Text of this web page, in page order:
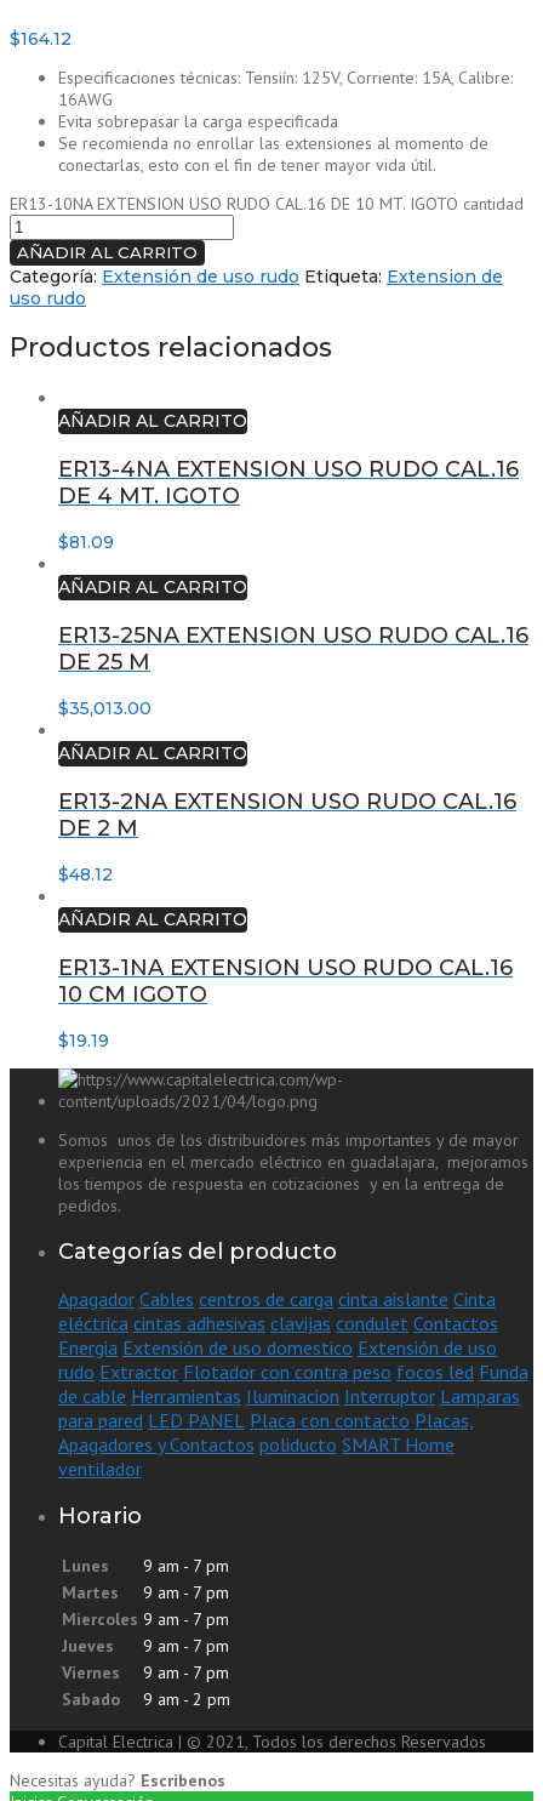
$164.12
Especificaciones técnicas: Tensiín: 125V, Corriente: 15A, Calibre:
16AWG
Evita sobrepasar la carga especificada
Se recomienda no enrollar las extensiones al momento de
conectarlas, esto con el fin de tener mayor vida útil.
ER13-10NA EXTENSION USO RUDO CAL.16 DE 10 MT. IGOTO cantidad
AÑADIR AL CARRITO
Categoría: Extensión de uso rudo Etiqueta: Extension de
uso rudo
Productos relacionados
AÑADIR AL CARRITO
ER13-4NA EXTENSION USO RUDO CAL.16
DE 4 MT. IGOTO
$81.09
AÑADIR AL CARRITO
ER13-25NA EXTENSION USO RUDO CAL.16
DE 25 M
$35,013.00
AÑADIR AL CARRITO
ER13-2NA EXTENSION USO RUDO CAL.16
DE 2 M
$48.12
AÑADIR AL CARRITO
ER13-1NA EXTENSION USO RUDO CAL.16
10 CM IGOTO
$19.19
Somos unos de los distribuidores más importantes y de mayor
experiencia en el mercado eléctrico en guadalajara, mejoramos
los tiempos de respuesta en cotizaciones y en la entrega de
pedidos.
Categorías del producto
Apagador Cables centros de carga cinta aislante Cinta
eléctrica cintas adhesivas clavijas condulet Contactos
Energia Extensión de uso domestico Extensión de uso
rudo Extractor Flotador con contra peso focos led Funda
de cable Herramientas Iluminacion Interruptor Lamparas
para pared LED PANEL Placa con contacto Placas,
Apagadores y Contactos poliducto SMART Home
ventilador
Horario
Lunes
9 am - 7 pm
Martes
9 am - 7 pm
Miercoles 9 am - 7 pm
Jueves
9 am - 7 pm
Viernes
9 am - 7 pm
Sabado
9 am - 2 pm
Capital Electrica | © 2021, Todos los derechos Reservados
Necesitas ayuda? Escribenos